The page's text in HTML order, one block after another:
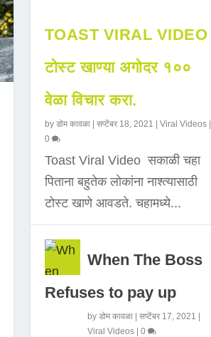
TOAST VIRAL VIDEO
टोस्ट खाण्या अगोदर १००
वेळा विचार करा.
by डोम कावळा| सप्टेंबर 18, 2021 | Viral Videos|
0
Toast Viral Video सकाळी चहा
पिताना बहुतेक लोकांना नाश्त्यासाठी
टोस्ट खाणे आवडते. चहामध्ये...
When The Boss
Refuses to pay up
by डोम कावळा| सप्टेंबर 17, 2021 |
Viral Videos| 0